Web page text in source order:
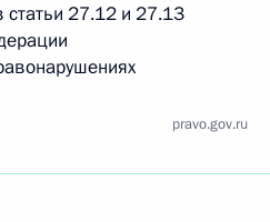
27.12 и 27.13
pravo.gov.ru